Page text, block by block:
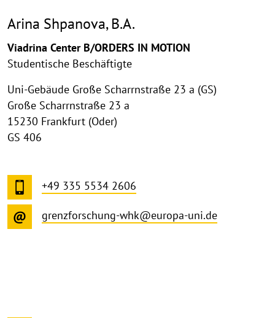
Arina Shpanova, B.A.
Viadrina Center B/ORDERS IN MOTION
Studentische Beschäftigte
Uni-Gebäude Große Scharrnstraße 23 a (GS)
Große Scharrnstraße 23 a
15230 Frankfurt (Oder)
GS 406
+49 335 5534 2606
grenzforschung-whk@europa-uni.de